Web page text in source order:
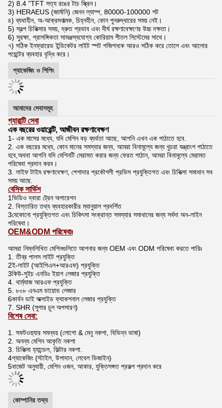
2) 8.4 "TFT সত্য রঙের টাচ স্ক্রিন।
3) HERAEUS (জার্মানি) জেনন ল্যাম্প, 80000-100000 শট
৪) ব্যথাহীন, অ-আক্রমণাত্মক, চিহ্নহীন, কোন পুনরুদ্ধারের সময় নেই।
5) স্বল্প চিকিত্সার সময়, দ্রুত প্রভাব এবং দীর্ঘ রক্ষণাবেক্ষণের উচ্চ দক্ষতা।
6) সুরক্ষা, প্রাসঙ্গিকতা সামঞ্জস্যযোগ্য কোরিয়াম শীতল সিস্টেমের সাথে।
৭) সঠিক ইনফ্রারেড ইন্ডিকেটর লাইট স্পট পজিশনকে আরও সঠিক করে তোলে এবং আলোর
পয়েন্টের ব্যবহার বৃদ্ধি করে।
প্যাকেজিং ও শিপিং
আমাদের সেবাসমূহ
গ্যারান্টি সেবা
এক বছরের ওয়ারেন্টি, আজীবন রক্ষণাবেক্ষণ
1- এক মাসের মধ্যে, যদি মেশিন বড় ব্যর্থতা আছে, আপনি এখন এক পাঠাতে হবে.
2. এক বছরের মধ্যে, কোন মানের সমস্যার জন্য, আমরা বিনামূল্যে জন্য খুচরা যন্ত্রাংশ পাঠাতে
হবে,অথবা আপনি যদি মেশিনটি মেরামত করার জন্য ফেরত পাঠান, আমরা বিনামূল্যে মেরামত
পরিষেবা প্রদান করব।
3. লাইফ টাইম রক্ষণাবেক্ষণ, পেশাদার প্রকৌশলী প্রভিস প্রযুক্তিগত এবং চিকিত্সা সমাধান সব
সময় আছে.
বেসিক সার্ভিস
1ভিডিও দ্বারা ট্রেন অপারেশন
2. বিস্তারিত তথ্য ব্যবহারকারীর ম্যানুয়াল প্রদর্শিত
3যেকোনো প্রযুক্তিগত এবং চিকিৎসা সংক্রান্ত সমস্যার সমাধানের জন্য সর্বদা অন-লাইন
পরিষেবা।
OEM&ODM পরিষেবাঃ
আমরা নিম্নলিখিত মেশিনগুলিতে আপনার জন্য OEM এবং ODM পরিষেবা করতে পারিঃ
1. তীব্র পালস লাইট প্রযুক্তি
2ই-লাইট (আইপিএল+আরএফ) প্রযুক্তি
3কিউ-সুইচ এনডিঃ ইয়াগ লেজার প্রযুক্তি
4. থার্ম্যাজ আরএফ প্রযুক্তি
5. ৮০৮ এনএম ডায়োড লেজার
6কার্বন ডাই অক্সাইড ফ্যাকশনাল লেজার প্রযুক্তি
7. SHR (সুপার চুল অপসারণ)
বিশেষ সেবা:
1. সফটওয়্যার সমন্বয় (লোগো & মেনু নকশা, বিভিন্ন ভাষা)
2. অনন্য মেশিন আকৃতি নকশা
3. চিকিত্সা হ্যান্ডেল, ফিল্টার নকশা.
4প্যাকেজিং (স্টাইল, উপাদান, লেবেল ডিজাইন)
5বাজেট অনুযায়ী, মেশিন ওজন, আকার, যুক্তিসঙ্গত প্রকল্প প্রদান করে
কোম্পানির তথ্য